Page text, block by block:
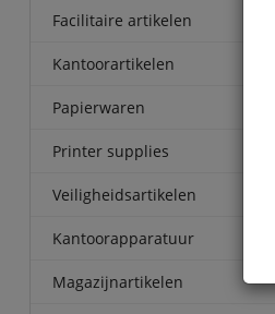
Facilitaire artikelen
Kantoorartikelen
Papierwaren
Printer supplies
Veiligheidsartikelen
Kantoorapparatuur
Magazijnartikelen